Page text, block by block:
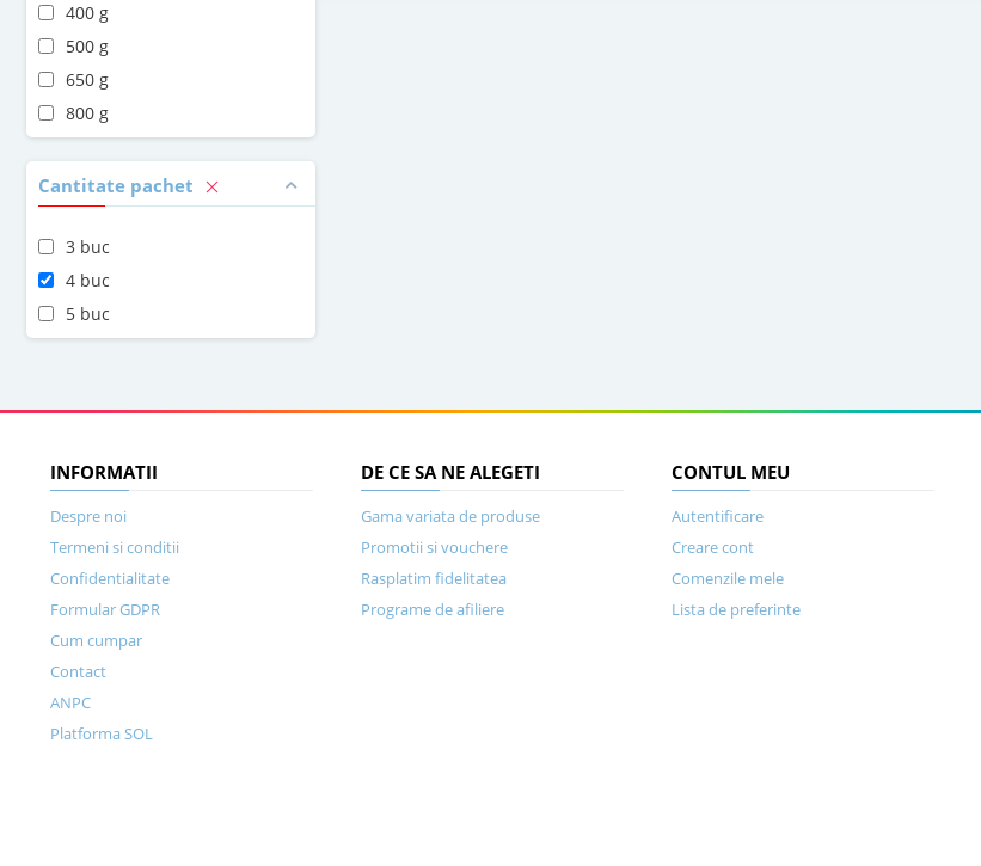
400 g
500 g
650 g
800 g
Cantitate pachet
3 buc
4 buc
5 buc
INFORMATII
Despre noi
Termeni si conditii
Confidentialitate
Formular GDPR
Cum cumpar
Contact
ANPC
Platforma SOL
DE CE SA NE ALEGETI
Gama variata de produse
Promotii si vouchere
Rasplatim fidelitatea
Programe de afiliere
CONTUL MEU
Autentificare
Creare cont
Comenzile mele
Lista de preferinte